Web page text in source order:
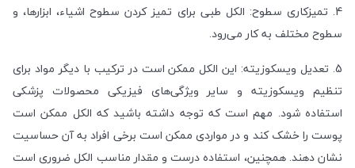
4. تمیزکاری سطوح: الکل طبی برای تمیز کردن سطوح اشیاء، ابزارها، و
سطوح مختلف به کار می‌رود.
5. تعدیل ویسکوزیته: این الکل ممکن است در ترکیب با دیگر مواد برای
تنظیم ویسکوزیته و سایر ویژگی‌های فیزیکی محصولات پزشکی
استفاده شود. مهم است که توجه داشته باشید که الکل ممکن است
پوست را خشک کند و در مواردی ممکن است برخی افراد به آن حساسیت
نشان دهند. همچنین، استفاده درست و مقدار مناسب الکل ضروری است